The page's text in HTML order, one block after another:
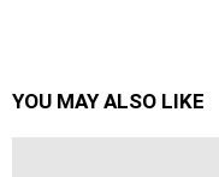
YOU MAY ALSO LIKE